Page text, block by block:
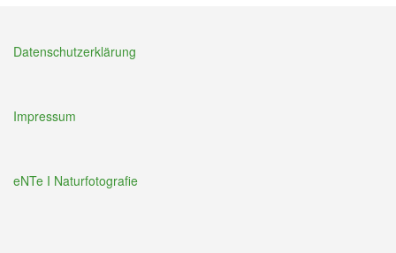
Datenschutzerklärung
Impressum
eNTe I Naturfotografie